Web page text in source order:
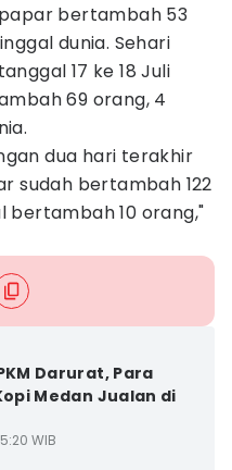
bertambah 53
dunia. Sehari
17 ke 18 Juli
69 orang, 4
dua hari terakhir
sudah bertambah 122
bertambah 10 orang,"
Darurat, Para
Medan Jualan di
WIB